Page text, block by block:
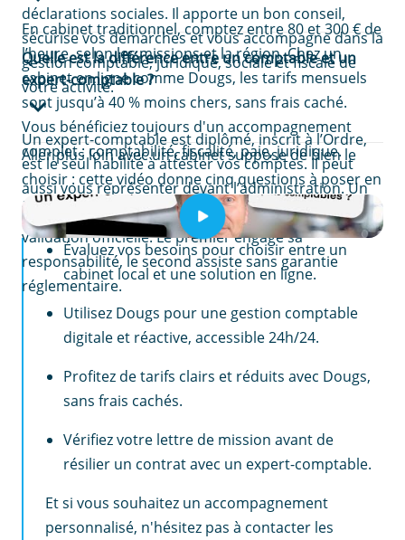
déclarations sociales. Il apporte un bon conseil,
sécurise vos démarches et vous accompagne dans la
gestion comptable, juridique, sociale et fiscale de
votre activité.
En cabinet traditionnel, comptez entre 80 et 300 € de
l’heure, selon les missions et la région. Chez un
cabinet en ligne comme Dougs, les tarifs mensuels
sont jusqu’à 40 % moins chers, sans frais caché.
Vous bénéficiez toujours d'un accompagnement
complet : comptabilité, fiscalité, paie, juridique.
Quelle est la différence entre un comptable et un
expert-comptable ?
Un expert-comptable est diplômé, inscrit à l’Ordre,
est le seul habilité à attester vos comptes. Il peut
aussi vous représenter devant l’administration. Un
comptable peut enregistrer vos pièces, mais sans
validation officielle. Le premier engage sa
responsabilité, le second assiste sans garantie
réglementaire.
Aller plus loin avec un cabinet suppose de bien le
choisir : cette vidéo donne cinq questions à poser en
amont.
EN RÉSUMÉ
Évaluez vos besoins pour choisir entre un
cabinet local et une solution en ligne.
Utilisez Dougs pour une gestion comptable
digitale et réactive, accessible 24h/24.
Profitez de tarifs clairs et réduits avec Dougs,
sans frais cachés.
Vérifiez votre lettre de mission avant de
résilier un contrat avec un expert-comptable.
Et si vous souhaitez un accompagnement
personnalisé, n'hésitez pas à contacter les